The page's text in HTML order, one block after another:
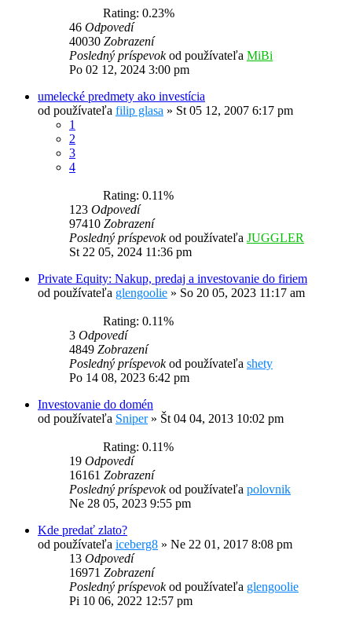
Rating: 0.23%
46 Odpovedí
40030 Zobrazení
Posledný príspevokod používateľa MiBi
Po 02 12, 2024 3:00 pm
umelecké predmety ako investícia
od používateľa filip glasa » St 05 12, 2007 6:17 pm
1
2
3
4
Rating: 0.11%
123 Odpovedí
97410 Zobrazení
Posledný príspevokod používateľa JUGGLER
St 22 05, 2024 11:36 pm
Private Equity: Nakup, predaj a investovanie do firiem
od používateľa glengoolie » So 20 05, 2023 11:17 am
Rating: 0.11%
3 Odpovedí
4849 Zobrazení
Posledný príspevokod používateľa shety
Po 14 08, 2023 6:42 pm
Investovanie do domén
od používateľa Sniper» Št 04 04, 2013 10:02 pm
Rating: 0.11%
19 Odpovedí
16161 Zobrazení
Posledný príspevokod používateľa polovnik
Ne 28 05, 2023 9:55 pm
Kde predať zlato?
od používateľa iceberg8 » Ne 22 01, 2017 8:08 pm
13 Odpovedí
16971 Zobrazení
Posledný príspevokod používateľa glengoolie
Pi 10 06, 2022 12:57 pm